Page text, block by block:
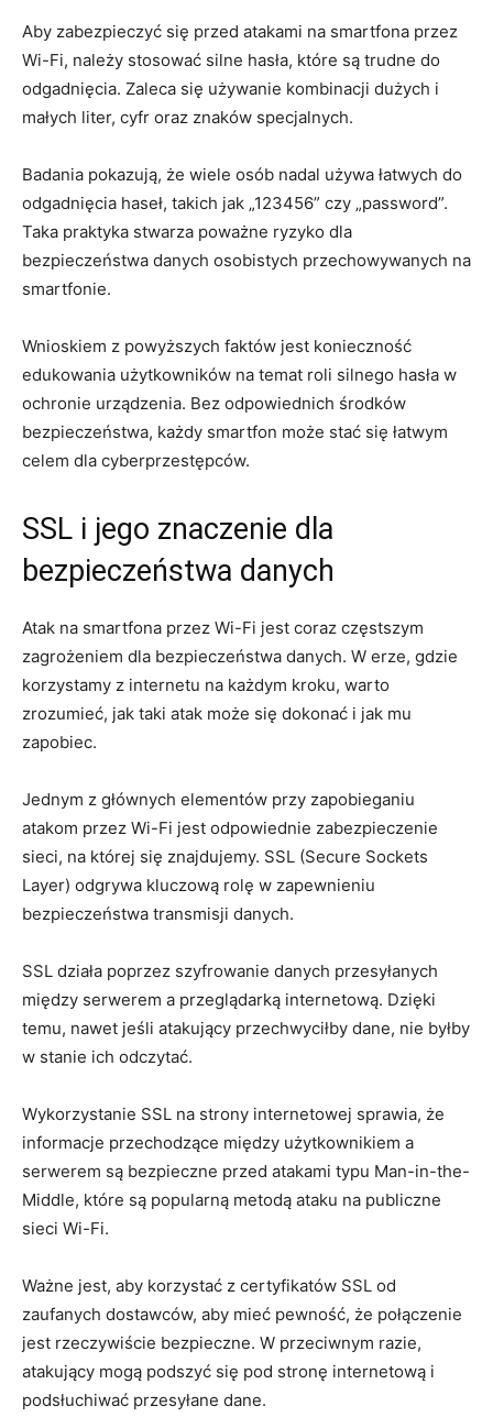
Aby zabezpieczyć się przed atakami na smartfona przez
Wi-Fi, należy stosować silne hasła, które są trudne do
odgadnięcia. Zaleca się używanie kombinacji dużych i
małych liter, cyfr oraz znaków specjalnych.
Badania pokazują, że wiele osób nadal używa łatwych do
odgadnięcia haseł, takich jak „123456” czy „password”.
Taka praktyka stwarza poważne ryzyko dla
bezpieczeństwa danych osobistych przechowywanych na
smartfonie.
Wnioskiem z powyższych faktów jest konieczność
edukowania użytkowników na temat roli silnego hasła w
ochronie urządzenia. Bez odpowiednich środków
bezpieczeństwa, każdy smartfon może stać się łatwym
celem dla cyberprzestępców.
SSL i jego znaczenie dla
bezpieczeństwa danych
Atak na smartfona przez Wi-Fi jest coraz częstszym
zagrożeniem dla bezpieczeństwa danych. W erze, gdzie
korzystamy z internetu na każdym kroku, warto
zrozumieć, jak taki atak może się dokonać i jak mu
zapobiec.
Jednym z głównych elementów przy zapobieganiu
atakom przez Wi-Fi jest odpowiednie zabezpieczenie
sieci, na której się znajdujemy. SSL (Secure Sockets
Layer) odgrywa kluczową rolę w zapewnieniu
bezpieczeństwa transmisji danych.
SSL działa poprzez szyfrowanie danych przesyłanych
między serwerem a przeglądarką internetową. Dzięki
temu, nawet jeśli atakujący przechwyciłby dane, nie byłby
w stanie ich odczytać.
Wykorzystanie SSL na strony internetowej sprawia, że
informacje przechodzące między użytkownikiem a
serwerem są bezpieczne przed atakami typu Man-in-the-
Middle, które są popularną metodą ataku na publiczne
sieci Wi-Fi.
Ważne jest, aby korzystać z certyfikatów SSL od
zaufanych dostawców, aby mieć pewność, że połączenie
jest rzeczywiście bezpieczne. W przeciwnym razie,
atakujący mogą podszyć się pod stronę internetową i
podsłuchiwać przesyłane dane.